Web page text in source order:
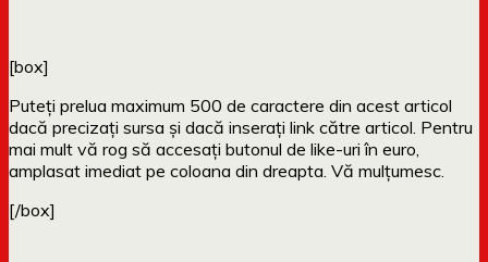
[box]
Puteți prelua maximum 500 de caractere din acest articol
dacă precizați sursa și dacă inserați link către articol. Pentru
mai mult vă rog să accesați butonul de like-uri în euro,
amplasat imediat pe coloana din dreapta. Vă mulțumesc.
[/box]